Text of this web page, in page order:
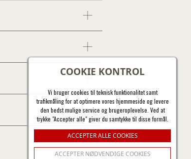
COOKIE KONTROL
Vi bruger cookies til teknisk funktionalitet samt
trafikmåling for at optimere vores hjemmeside og levere
den bedst mulige service og brugeroplevelse. Ved at
trykke "Accepter alle" giver du samtykke til disse formål.
ACCEPTER ALLE COOKIES
ACCEPTER NØDVENDIGE COOKIES